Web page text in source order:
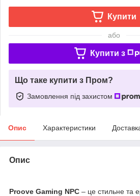
Купити
або
Купити з
Що таке купити з Пром?
Замовлення під захистом
Опис Характеристики
Опис
Proove Gaming NPC – це стильне та